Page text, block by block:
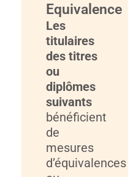
Equivalence
Les
titulaires
des titres
ou
diplômes
suivants
bénéficient
de
mesures
d’équivalences